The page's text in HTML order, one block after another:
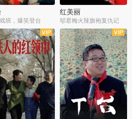
班，爆笑登台
红美丽
邬君梅火辣旗袍复仇记